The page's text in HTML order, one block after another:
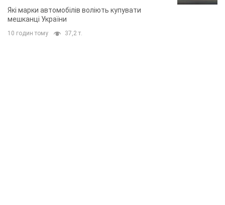
Які марки автомобілів воліють купувати
мешканці України
10 годин тому 37,2 т.